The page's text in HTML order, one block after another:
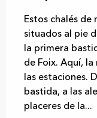
Estos chalés de
situados al pie
la primera
de Foix. Aquí,
las estaciones.
bastida, a las
placeres de la...